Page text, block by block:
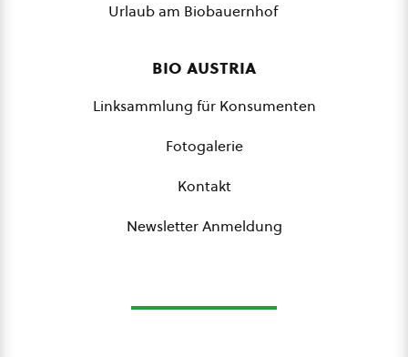
Urlaub am Biobauernhof
bio austria
Linksammlung für Konsumenten
Fotogalerie
Kontakt
Newsletter Anmeldung